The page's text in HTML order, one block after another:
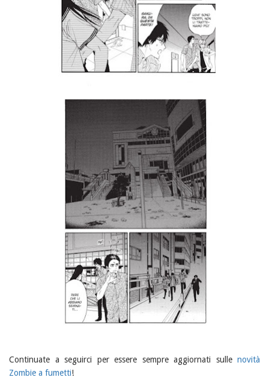
Continuate a seguirci per essere sempre aggiornati sulle novità
Zombie a fumetti!